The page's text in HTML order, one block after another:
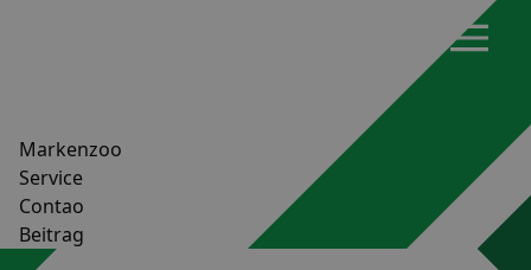
Markenzoo
Service
Contao
Beitrag